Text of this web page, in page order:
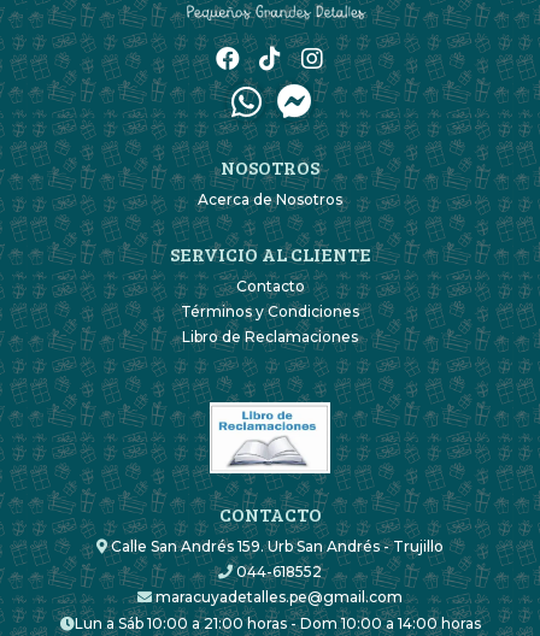
NOSOTROS
Acerca de Nosotros
SERVICIO AL CLIENTE
Contacto
Términos y Condiciones
Libro de Reclamaciones
CONTACTO
Calle San Andrés 159. Urb San Andrés - Trujillo
044-618552
maracuyadetalles.pe@gmail.com
Lun a Sáb 10:00 a 21:00 horas - Dom 10:00 a 14:00 horas